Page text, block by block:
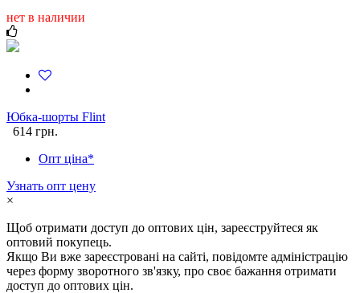
нет в наличии
Юбка-шорты Flint
614 грн.
Опт ціна*
Узнать опт цену
×
Щоб отримати доступ до оптових цін, зареєструйтеся як
оптовий покупець.
Якщо Ви вже зареєстровані на сайті, повідомте адміністрацію
через форму зворотного зв'язку, про своє бажання отримати
доступ до оптових цін.